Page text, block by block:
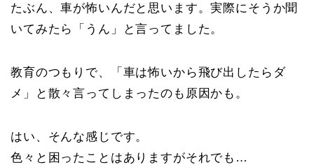
たぶん、車が怖いんだと思います。実際にそうか聞
いてみたら「うん」と言ってました。
教育のつもりで、「車は怖いから飛び出したらダ
メ」と散々言ってしまったのも原因かも。
はい、そんな感じです。
色々と困ったことはありますがそれでも…